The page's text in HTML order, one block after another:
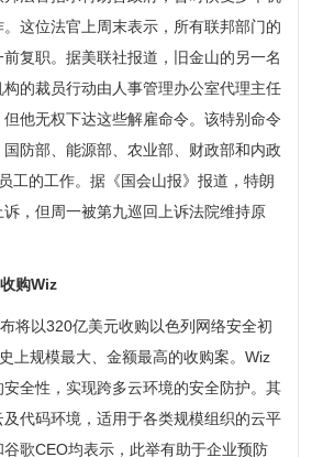
这位法官上周末表示，所有联邦部门的
复职。据美联社报道，旧金山的另一名
的裁员行动由人事管理办公室代理主任
他无权下达这些解雇命令。该特别命令
防部、能源部、农业部、财政部和内政
工的工作。据《国会山报》报道，特朗
，但周一被第九巡回上诉法院维持原
购Wiz
以320亿美元收购以色列网络安全初
上规模最大、金额最高的收购案。Wiz
全性，实现跨多云环境的安全防护。其
代码环境，适用于各类规模组织的云平
歌CEO均表示，此举有助于企业预防